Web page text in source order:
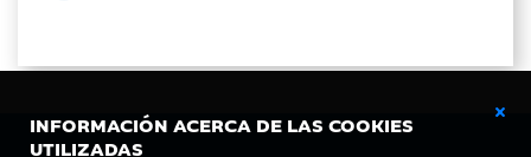
INFORMACIÓN ACERCA DE LAS COOKIES
UTILIZADAS